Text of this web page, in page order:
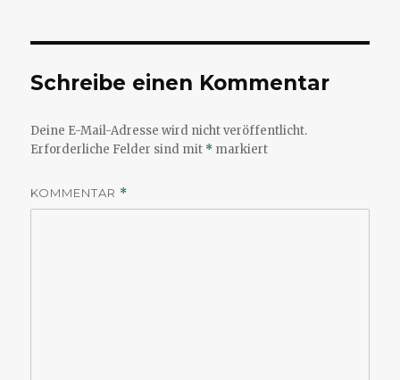
Schreibe einen Kommentar
Deine E-Mail-Adresse wird nicht veröffentlicht.
Erforderliche Felder sind mit * markiert
KOMMENTAR *